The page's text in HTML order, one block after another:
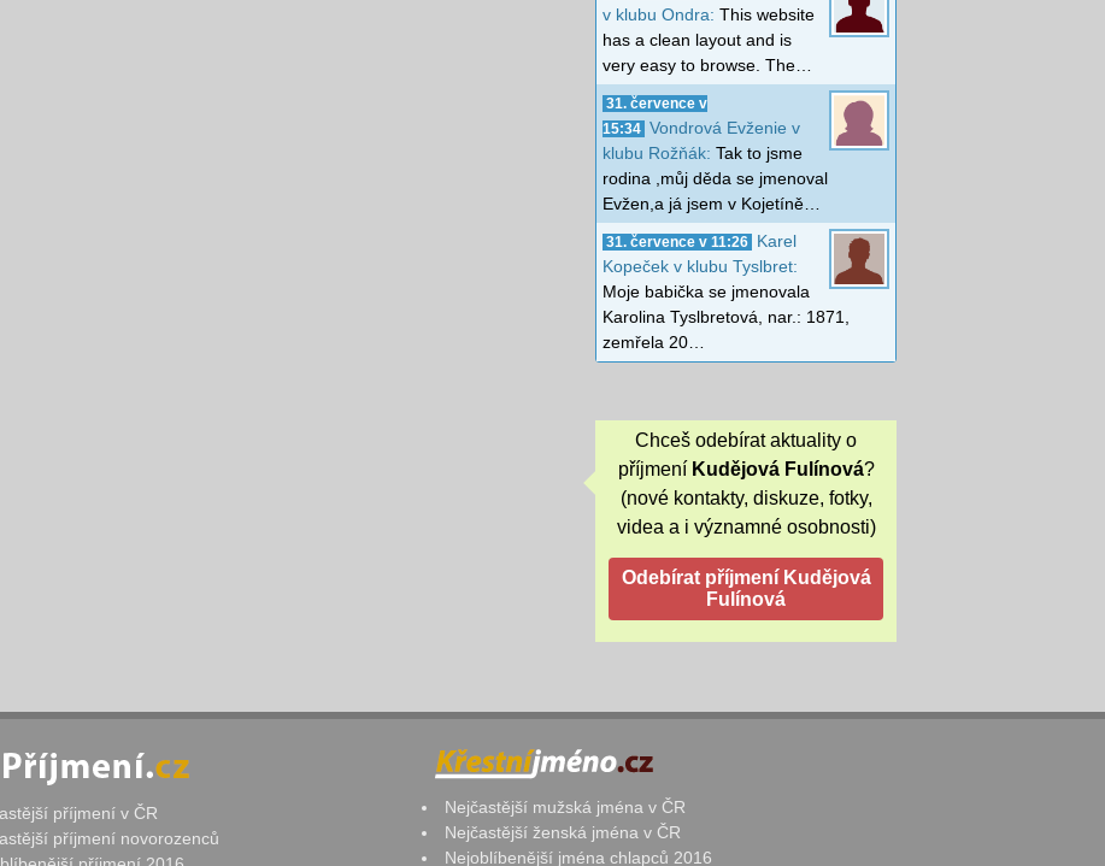
v klubu Ondra: This website
has a clean layout and is
very easy to browse. The…
31. července v
15:34 Vondrová Evženie v
klubu Rožňák: Tak to jsme
rodina ,můj děda se jmenoval
Evžen,a já jsem v Kojetíně…
31. července v 11:26
Karel
Kopeček v klubu Tyslbret:
Moje babička se jmenovala
Karolina Tyslbretová, nar.: 1871,
zemřela 20…
Chceš odebírat aktuality o
příjmení Kudějová Fulínová?
(nové kontakty, diskuze, fotky,
videa a i významné osobnosti)
příjmení v ČR
příjmení novorozenců
Nejčastější mužská jména v ČR
Nejčastější ženská jména v ČR
Nejoblíbenější jména chlapců 2016